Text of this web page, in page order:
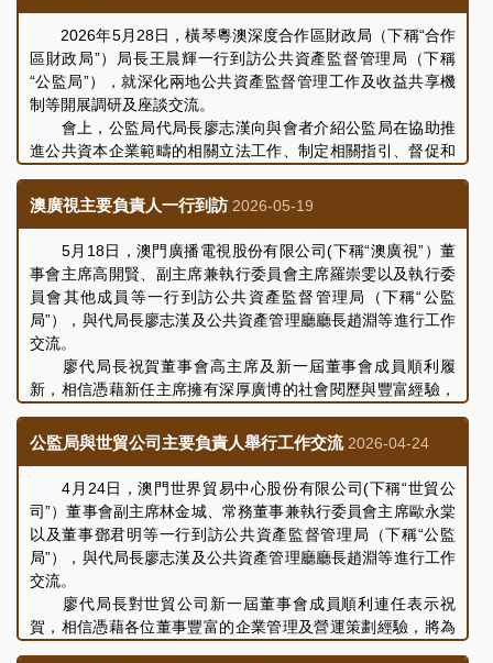
間企業的評核指標，針對性地體現對每間企業在經濟及社會效
益、內部治理及管理、社會責任、推進重點項目及改革創新等
方面的評核要求。
公監局表示，從整體情況來看，2025年度各被評核企業的
營運基本保持平穩，在公共事業保障、民生服務、重點項目建
設等方面持續推進及履行相關責任，而部分企業在成本控制、
預算執行及服務效率方面仍有提升空間，公監局將持續關注各
改善措施，推動公共資本企業在服務社會公共利益方面發揮更
有關評核結果已根據《公共資本企業法律制度》及《評核
細則》的規定，公佈於“公共資本企業對外公佈資料平台”，公
眾可瀏覽公監局網頁 (https://www.dsgap.gov.mo ) 查閱有關評
核結果。
2026年5月28日，橫琴粵澳深度合作區財政局（下稱“合作
區財政局”）局長王晨輝一行到訪公共資產監督管理局（下稱
“公監局”），就深化兩地公共資產監督管理工作及收益共享機
制等開展調研及座談交流。
會上，公監局代局長廖志漢向與會者介紹公監局在協助推
進公共資本企業範疇的相關立法工作、制定相關指引、督促和
開展營運績效評核等方面工作，同時闡述了在統籌協調公共部
門及實體開展資助工作，協助完善及優化資助計劃及程序的整
體工作概況。合作區財政局王晨輝局長圍繞其單位的機構設
置、職能範圍、財政績效管理業務和整體工作情況等作出介
紹。
其後，雙方圍繞議題內容，結合積極配合國家「十五五」
規劃與澳門特區「三五」規劃，全面對接「澳門＋橫琴」戰略
新定位，進一步深化兩地公共資產監管、收益共享等機制分享
各自在相關領域的工作經驗和心得，會議取得良好成效。今
後，雙方將保持緊密聯繫，探討未來建設合作機制的可能。
長趙淵、資助統籌及監察處處長曾緻豪，合作區財政局黃勇副
澳廣視主要負責人一行到訪 2026-05-19
5月18日，澳門廣播電視股份有限公司(下稱“澳廣視”）董
事會主席高開賢、副主席兼執行委員會主席羅崇雯以及執行委
員會其他成員等一行到訪公共資產監督管理局（下稱“公監
局”），與代局長廖志漢及公共資產管理廳廳長趙淵等進行工作
交流。
廖代局長祝賀董事會高主席及新一屆董事會成員順利履
新，相信憑藉新任主席擁有深厚廣博的社會閱歷與豐富經驗，
播事業的發展、為市民大眾提供更優質、多元化的公共廣播服
高主席感謝公監局一直以來對澳廣視予以的支持和指導。
隨後，與會人員共同介紹了澳廣視最近的營運情況及未來發展
規劃，表示澳廣視作為澳門的公共廣播機構，透過電視、電台
及多媒體平台，扎根澳門，發揮公共廣播服務機構的社會角
色；積極履行社會責任，善用廣播條件，為觀眾提供更多元化
的視聽選擇，並為澳門融入國家發展大局，加強澳門與內地、
粵港澳大灣區尤其是橫琴粵澳深度合作區的交流和訊息互通作
出貢獻。同時，澳廣視致力推動與葡語國家的合作與傳播，肩
公監局與世貿公司主要負責人舉行工作交流 2026-04-24
4月24日，澳門世界貿易中心股份有限公司(下稱“世貿公
司”）董事會副主席林金城、常務董事兼執行委員會主席歐永棠
以及董事鄧君明等一行到訪公共資產監督管理局（下稱“公監
局”），與代局長廖志漢及公共資產管理廳廳長趙淵等進行工作
交流。
廖代局長對世貿公司新一屆董事會成員順利連任表示祝
賀，相信憑藉各位董事豐富的企業管理及營運策劃經驗，將為